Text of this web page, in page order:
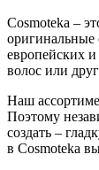
Cosmoteka –
оригинальные
европейских и
волос или
Наш
Поэтому
создать –
в Cosmoteka